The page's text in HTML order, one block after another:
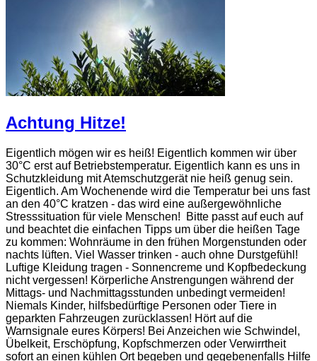
Achtung Hitze!
Eigentlich mögen wir es heiß! Eigentlich kommen wir über
30°C erst auf Betriebstemperatur. Eigentlich kann es uns in
Schutzkleidung mit Atemschutzgerät nie heiß genug sein.
Eigentlich. Am Wochenende wird die Temperatur bei uns fast
an den 40°C kratzen - das wird eine außergewöhnliche
Stresssituation für viele Menschen! Bitte passt auf euch auf
und beachtet die einfachen Tipps um über die heißen Tage
zu kommen: Wohnräume in den frühen Morgenstunden oder
nachts lüften. Viel Wasser trinken - auch ohne Durstgefühl!
Luftige Kleidung tragen - Sonnencreme und Kopfbedeckung
nicht vergessen! Körperliche Anstrengungen während der
Mittags- und Nachmittagsstunden unbedingt vermeiden!
Niemals Kinder, hilfsbedürftige Personen oder Tiere in
geparkten Fahrzeugen zurücklassen! Hört auf die
Warnsignale eures Körpers! Bei Anzeichen wie Schwindel,
Übelkeit, Erschöpfung, Kopfschmerzen oder Verwirrtheit
sofort an einen kühlen Ort begeben und gegebenenfalls Hilfe